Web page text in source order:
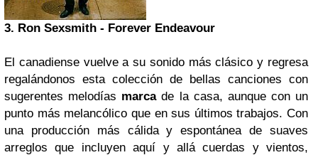
3. Ron Sexsmith - Forever Endeavour
El canadiense vuelve a su sonido más clásico y regresa
regalándonos esta colección de bellas canciones con
sugerentes melodías marcade la casa, aunque con un
punto más melancólico que en sus últimos trabajos. Con
una producción más cálida y espontánea de suaves
arreglos que incluyen aquí y allá cuerdas y vientos,